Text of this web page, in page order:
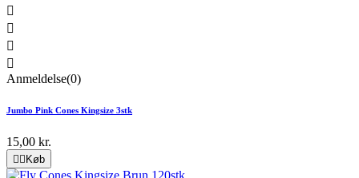




Anmeldelse(0)
Jumbo Pink Cones Kingsize 3stk
15,00 kr.
  Køb